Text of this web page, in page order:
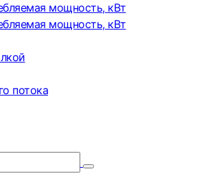
мощность, кВт
мощность, кВт
потока